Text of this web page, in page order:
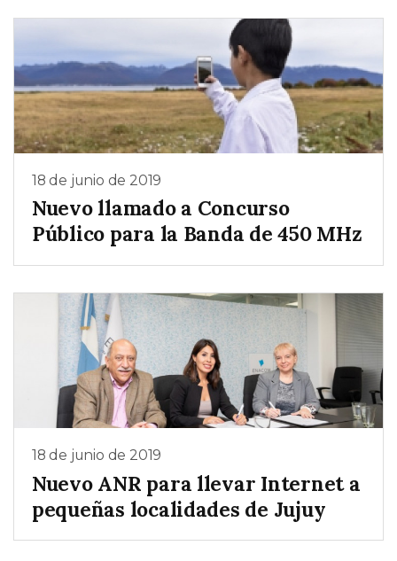
18 de junio de 2019
Nuevo llamado a Concurso
Público para la Banda de 450 MHz
18 de junio de 2019
Nuevo ANR para llevar Internet a
pequeñas localidades de Jujuy